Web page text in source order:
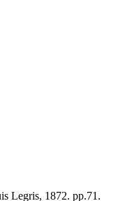
Legris, 1872. pp.71.